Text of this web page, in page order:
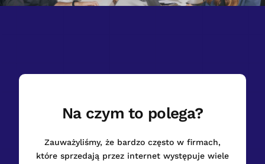
Na czym to polega?
Zauważyliśmy, że bardzo często w firmach,
które sprzedają przez internet występuje wiele